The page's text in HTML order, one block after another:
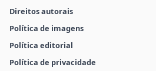
Direitos autorais
Política de imagens
Política editorial
Política de privacidade